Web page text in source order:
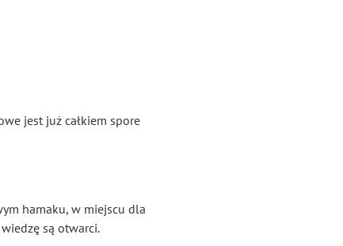
jest już całkiem spore
hamaku, w miejscu dla
są otwarci.